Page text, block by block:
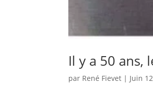
Il y a 50 ans,
par René Fievet | Juin